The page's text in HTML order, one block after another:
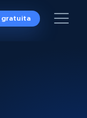
gratuita